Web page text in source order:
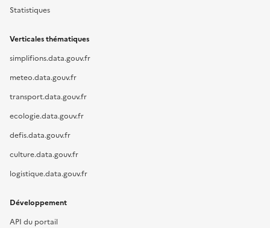
Statistiques
Verticales thématiques
simplifions.data.gouv.fr
meteo.data.gouv.fr
transport.data.gouv.fr
ecologie.data.gouv.fr
defis.data.gouv.fr
culture.data.gouv.fr
logistique.data.gouv.fr
Développement
API du portail